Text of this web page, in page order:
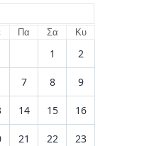
Πα Σα Κυ
1 2
7 8 9
14 15 16
21 22 23